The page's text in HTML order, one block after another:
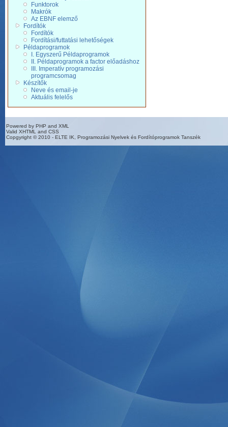
Funktorok
Makrók
Az EBNF elemző
Fordítók
Fordítók
Fordítási/futtatási lehetőségek
Példaprogramok
I. Egyszerű Példaprogramok
II. Példaprogramok a factor előadáshoz
III. Imperatív programozási
programcsomag
Készítők
Neve és email-je
Aktuális felelős
Powered by PHP and XML
Valid XHTML and CSS
Copgyright © 2010 - ELTE IK, Programozási Nyelvek és Fordítóprogramok Tanszék